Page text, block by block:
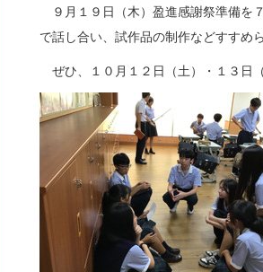
９月１９日（木）盈進感謝祭準備を
で話し合い、試作品の制作などすすめ
ぜひ、１０月１２日（土）・１３日